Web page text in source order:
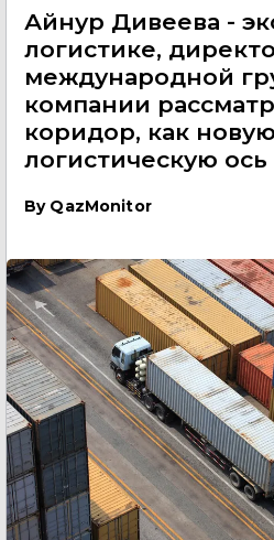
Айнур Дивеева -
логистике,
международной
компании
коридор, как новую
логистическую ось
By QazMonitor